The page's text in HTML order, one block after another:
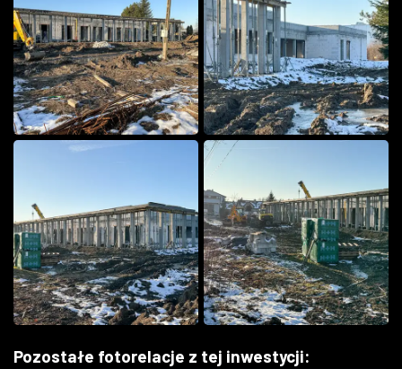
Pozostałe fotorelacje z tej inwestycji: